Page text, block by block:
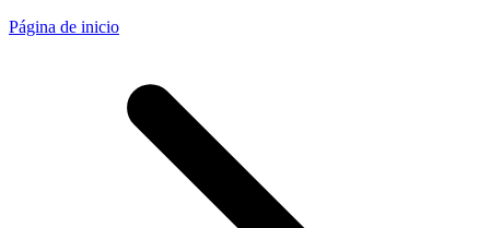
Página de inicio